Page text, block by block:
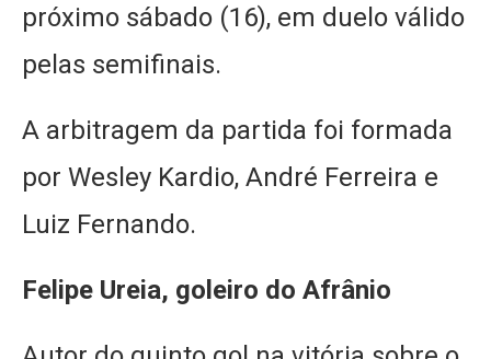
próximo sábado (16), em duelo válido
pelas semifinais.
A arbitragem da partida foi formada
por Wesley Kardio, André Ferreira e
Luiz Fernando.
Felipe Ureia, goleiro do Afrânio